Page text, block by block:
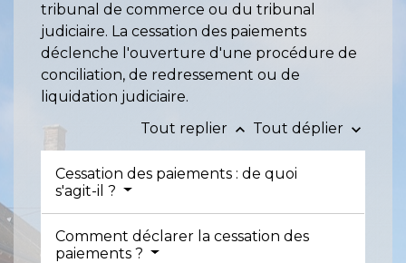
tribunal de commerce ou du tribunal
judiciaire. La cessation des paiements
déclenche l'ouverture d'une procédure de
conciliation, de redressement ou de
liquidation judiciaire.
Tout replier keyboard_arrow_up Tout déplier keyboard_arrow_down
Cessation des paiements : de quoi
s'agit-il ?
Comment déclarer la cessation des
paiements ?